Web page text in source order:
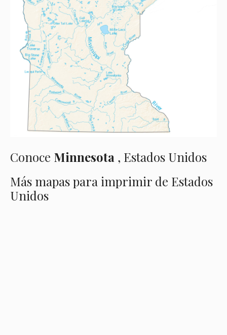
Conoce Minnesota , Estados Unidos
Más mapas para imprimir de Estados
Unidos